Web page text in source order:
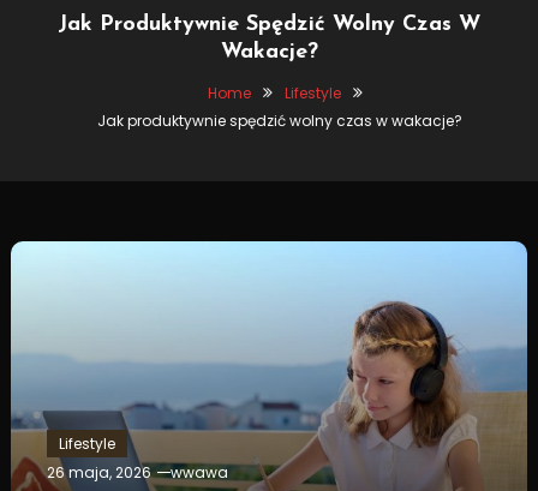
Jak Produktywnie Spędzić Wolny Czas W
Wakacje?
Home
Lifestyle
Jak produktywnie spędzić wolny czas w wakacje?
Lifestyle
26 maja, 2026
wwawa